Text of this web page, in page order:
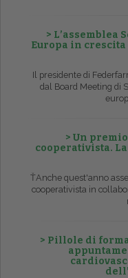
> L’assemblea
Europa in
Il presidente di
dal Board Meeting di
> Un
cooperativista.
ŤAnche quest'anno
cooperativista in
> Pillole di